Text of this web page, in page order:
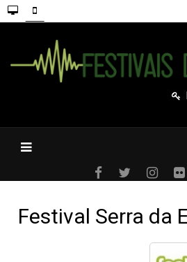
Festival Serra da